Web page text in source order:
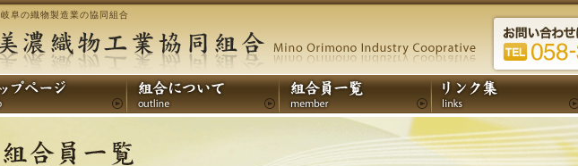
岐阜の織物製造業の協同組合